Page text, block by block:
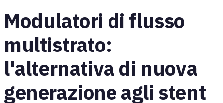
Modulatori di flusso
multistrato:
l'alternativa di nuova
generazione agli stent